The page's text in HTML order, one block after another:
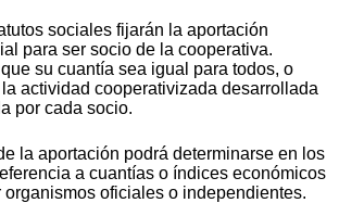
sociales fijarán la aportación
para ser socio de la cooperativa.
su cuantía sea igual para todos, o
actividad cooperativizada desarrollada
por cada socio.
la aportación podrá determinarse en los
a cuantías o índices económicos
organismos oficiales o independientes.